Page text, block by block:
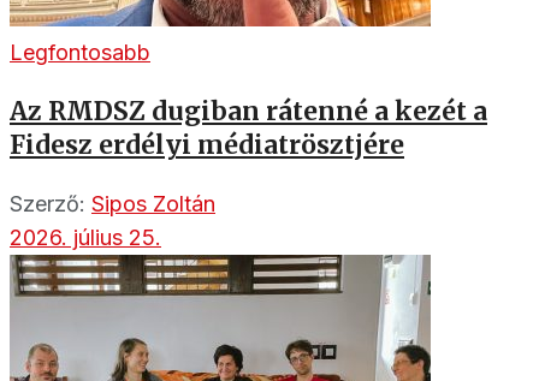
Legfontosabb
Az RMDSZ dugiban rátenné a kezét a
Fidesz erdélyi médiatrösztjére
Szerző: Sipos Zoltán
2026. július 25.